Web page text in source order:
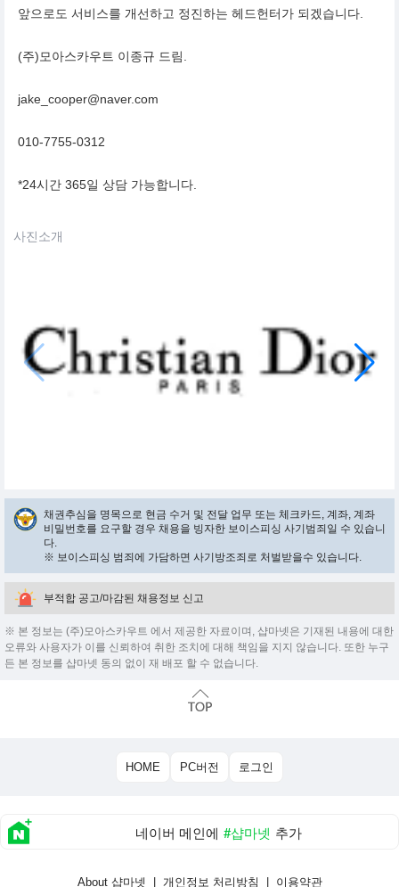
앞으로도 서비스를 개선하고 정진하는 헤드헌터가 되겠습니다.
(주)모아스카우트 이종규 드림.
jake_cooper@naver.com
010-7755-0312
*24시간 365일 상담 가능합니다.
사진소개
채권추심을 명목으로 현금 수거 및 전달 업무 또는 체크카드, 계좌, 계좌
비밀번호를 요구할 경우 채용을 빙자한 보이스피싱 사기범죄일 수 있습니
다.
※ 보이스피싱 범죄에 가담하면 사기방조죄로 처벌받을수 있습니다.
부적합 공고/마감된 채용정보 신고
※ 본 정보는 (주)모아스카우트 에서 제공한 자료이며, 샵마넷은 기재된 내용에 대한
오류와 사용자가 이를 신뢰하여 취한 조치에 대해 책임을 지지 않습니다. 또한 누구
든 본 정보를 샵마넷 동의 없이 재 배포 할 수 없습니다.
HOME PC버전 로그인
네이버 메인에 #샵마넷 추가
About 샵마넷 개인정보 처리방침 이용약관